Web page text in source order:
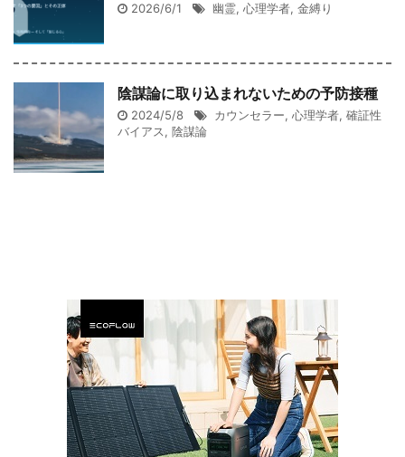
2026/6/1 幽霊, 心理学者, 金縛り
陰謀論に取り込まれないための予防接種
2024/5/8 カウンセラー, 心理学者, 確証性
バイアス, 陰謀論